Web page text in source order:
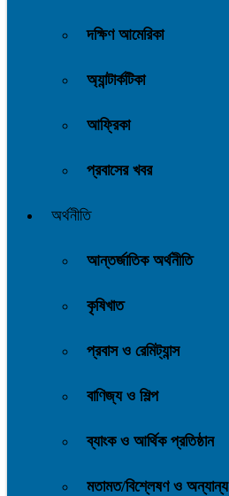
দক্ষিণ আমেরিকা
অ্যান্টার্কটিকা
আফ্রিকা
প্রবাসের খবর
অর্থনীতি
আন্তর্জাতিক অর্থনীতি
কৃষিখাত
প্রবাস ও রেমিট্যান্স
বাণিজ্য ও শিল্প
ব্যাংক ও আর্থিক প্রতিষ্ঠান
মতামত/বিশ্লেষণ ও অন্যান্য